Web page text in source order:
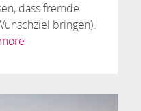
dass fremde
bringen).